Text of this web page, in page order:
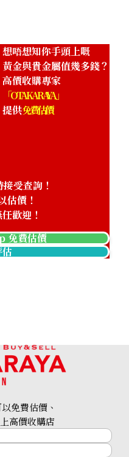
想唔想知你手頭上嘅
黃金與貴金屬值幾多錢？
高價收購專家
「OTAKARAYA」
提供免費估價
受查詢！
估價！
歡迎！
免費估價
估
免費估價、
高價收購店